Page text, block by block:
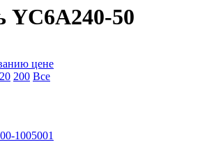
YC6A240-50
цене
200 Все
1005001